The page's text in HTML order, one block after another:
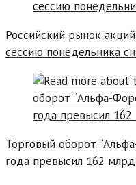
Российский рынок
сессию понедельника
Торговый оборот
года превысил 162